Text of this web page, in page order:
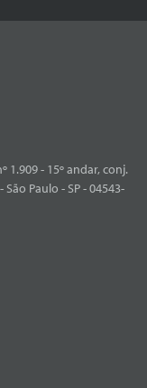
1.909 - 15º andar, conj.
Paulo - SP - 04543-